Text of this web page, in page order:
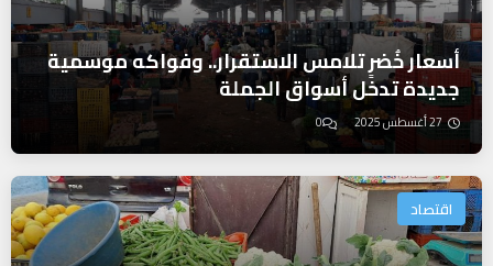
أسعار خُضرٍ تلامس الاستقرار.. وفواكه موسمية
جديدة تدخل أسواق الجملة
27 أغسطس 2025 0
اقتصاد